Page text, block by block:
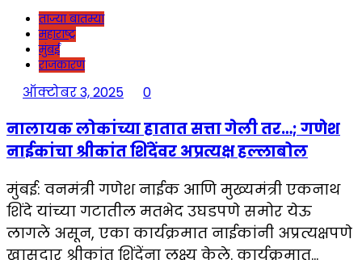
ताज्या बातम्या
महाराष्ट्र
मुंबई
राजकारण
ऑक्टोबर 3, 2025 0
नालायक लोकांच्या हातात सत्ता गेली तर…; गणेश
नाईकांचा श्रीकांत शिंदेंवर अप्रत्यक्ष हल्लाबोल
मुंबई: वनमंत्री गणेश नाईक आणि मुख्यमंत्री एकनाथ
शिंदे यांच्या गटातील मतभेद उघडपणे समोर येऊ
लागले असून, एका कार्यक्रमात नाईकांनी अप्रत्यक्षपणे
खासदार श्रीकांत शिंदेंना लक्ष्य केले. कार्यक्रमात…